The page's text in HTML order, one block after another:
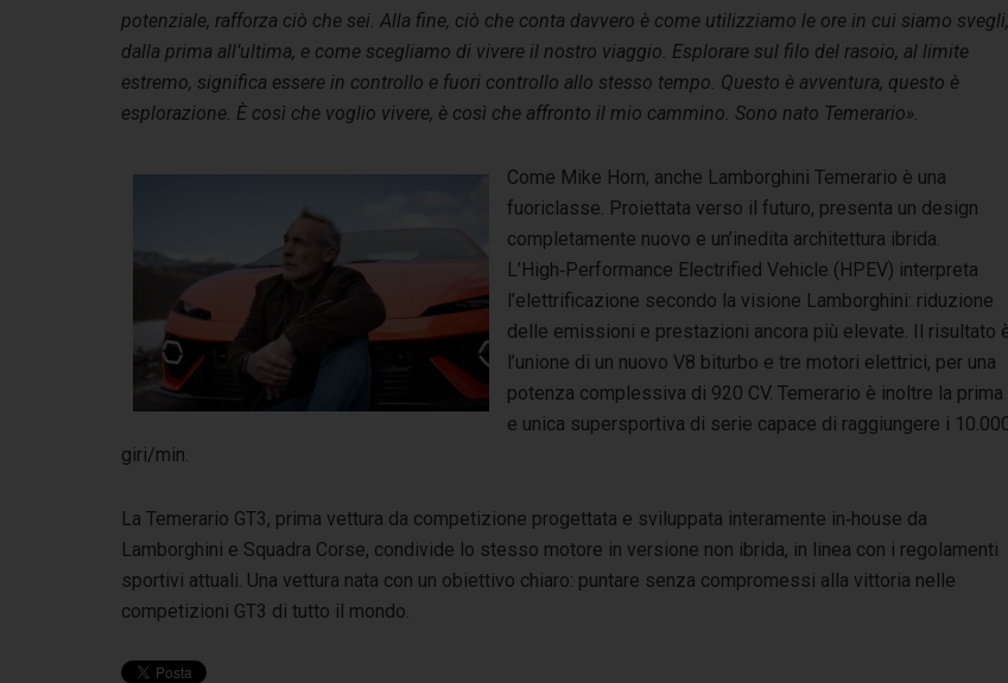
potenziale, rafforza ciò che sei. Alla fine, ciò che conta davvero è come utilizziamo le ore in cui siamo svegli,
dalla prima all’ultima, e come scegliamo di vivere il nostro viaggio. Esplorare sul filo del rasoio, al limite
estremo, significa essere in controllo e fuori controllo allo stesso tempo. Questo è avventura, questo è
esplorazione. È così che voglio vivere, è così che affronto il mio cammino. Sono nato Temerario».
Come Mike Horn, anche Lamborghini Temerario è una
fuoriclasse. Proiettata verso il futuro, presenta un design
completamente nuovo e un’inedita architettura ibrida.
L’High‑Performance Electrified Vehicle (HPEV) interpreta
l’elettrificazione secondo la visione Lamborghini: riduzione
delle emissioni e prestazioni ancora più elevate. Il risultato
l’unione di un nuovo V8 biturbo e tre motori elettrici, per una
potenza complessiva di 920 CV. Temerario è inoltre la prima
e unica supersportiva di serie capace di raggiungere i
giri/min.
La Temerario GT3, prima vettura da competizione progettata e sviluppata interamente in‑house da
Lamborghini e Squadra Corse, condivide lo stesso motore in versione non ibrida, in linea con i regolamenti
sportivi attuali. Una vettura nata con un obiettivo chiaro: puntare senza compromessi alla vittoria nelle
competizioni GT3 di tutto il mondo.